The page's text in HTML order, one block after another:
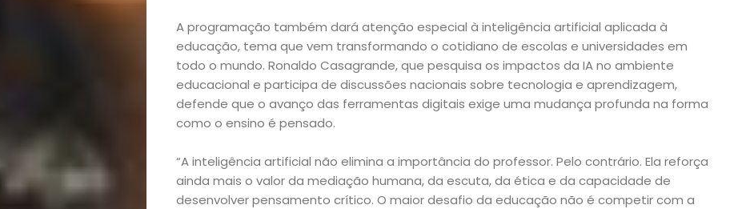
Beleza
Bora
lá!
Casa
e
A programação também dará atenção especial à inteligência artificial aplicada à
educação, tema que vem transformando o cotidiano de escolas e universidades em
todo o mundo. Ronaldo Casagrande, que pesquisa os impactos da IA no ambiente
educacional e participa de discussões nacionais sobre tecnologia e aprendizagem,
defende que o avanço das ferramentas digitais exige uma mudança profunda na forma
como o ensino é pensado.
“A inteligência artificial não elimina a importância do professor. Pelo contrário. Ela reforça
ainda mais o valor da mediação humana, da escuta, da ética e da capacidade de
desenvolver pensamento crítico. O maior desafio da educação não é competir com a